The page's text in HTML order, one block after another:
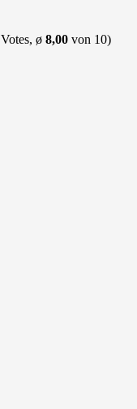
Votes, ø 8,00 von 10)